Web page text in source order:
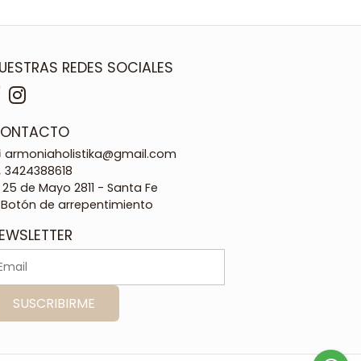
REDES SOCIALES
armoniaholistika@gmail.com
3424388618
25 de Mayo 2811 - Santa Fe
Botón de arrepentimiento
SUSCRIBIRME